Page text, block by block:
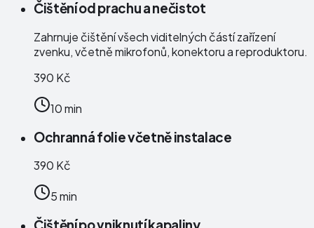
Čištění od prachu a nečistot
Zahrnuje čištění všech viditelných částí zařízení
zvenku, včetně mikrofonů, konektoru a reproduktoru.
390 Kč
10 min
Ochranná folie včetně instalace
390 Kč
5 min